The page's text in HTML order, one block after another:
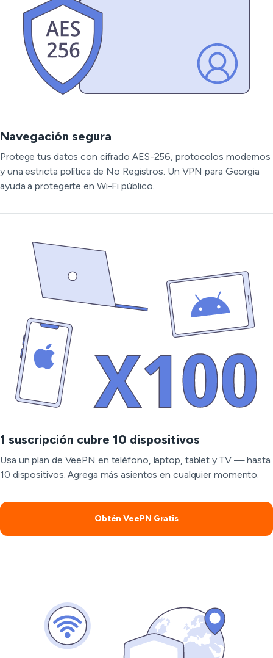
Navegación segura
Protege tus datos con cifrado AES-256, protocolos modernos
y una estricta política de No Registros. Un VPN para Georgia
ayuda a protegerte en Wi-Fi público.
1 suscripción cubre 10 dispositivos
Usa un plan de VeePN en teléfono, laptop, tablet y TV — hasta
10 dispositivos. Agrega más asientos en cualquier momento.
Obtén VeePN Gratis